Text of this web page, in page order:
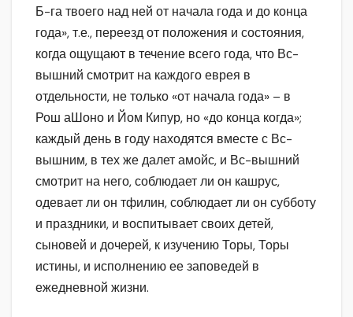
Б-га твоего над ней от начала года и до конца
года», т.е., переезд от положения и состояния,
когда ощущают в течение всего года, что Вс-
вышний смотрит на каждого еврея в
отдельности, не только «от начала года» – в
Рош аШоно и Йом Кипур, но «до конца когда»;
каждый день в году находятся вместе с Вс-
вышним, в тех же далет амойс, и Вс-вышний
смотрит на него, соблюдает ли он кашрус,
одевает ли он тфилин, соблюдает ли он субботу
и праздники, и воспитывает своих детей,
сыновей и дочерей, к изучению Торы, Торы
истины, и исполнению ее заповедей в
ежедневной жизни.